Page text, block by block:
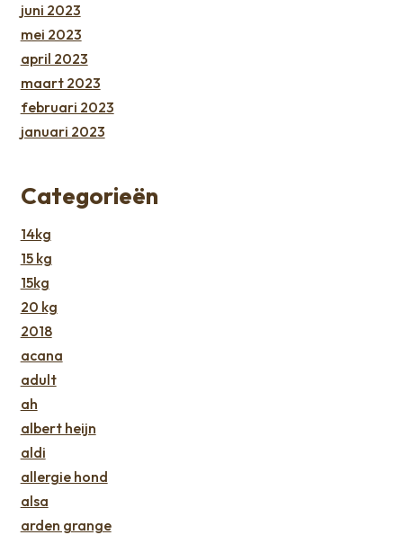
juni 2023
mei 2023
april 2023
maart 2023
februari 2023
januari 2023
Categorieën
14kg
15 kg
15kg
20 kg
2018
acana
adult
ah
albert heijn
aldi
allergie hond
alsa
arden grange